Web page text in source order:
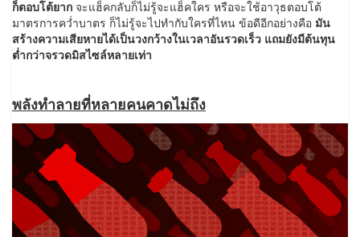
ก็ตอบโต้ยาก จะแฮ็คกลับก็ไม่รู้จะแฮ็คใคร หรือจะใช้อาวุธตอบโต้
มาตรการคว่ำบาตร ก็ไม่รู้จะไปทำกับใครที่ไหน ข้อดีอีกอย่างคือ มัน
สร้างความเสียหายได้เป็นวงกว้างในเวลาอันรวดเร็ว แถมยังมีต้นทุน
ต่ำกว่าจรวดมิสไซล์หลายเท่า
พลังทำลายที่หลายคนคาดไม่ถึง